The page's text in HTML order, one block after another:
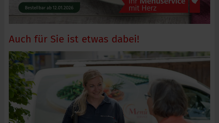
Auch für Sie ist etwas dabei!